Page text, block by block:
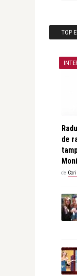
TOP
de
de